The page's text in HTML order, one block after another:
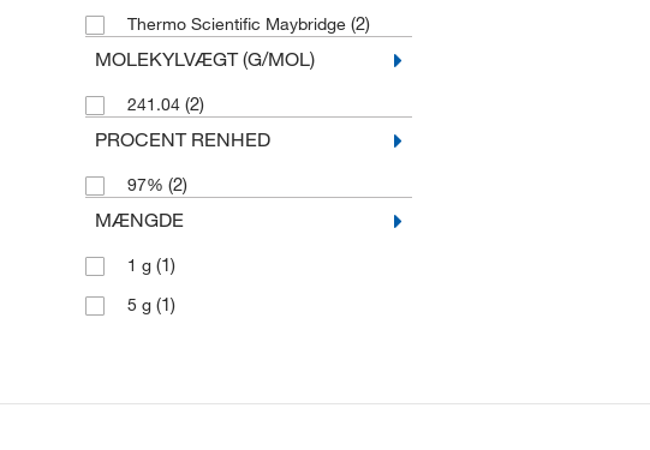
Thermo Scientific Maybridge (2)
MOLEKYLVÆGT (G/MOL)
241.04 (2)
PROCENT RENHED
97% (2)
MÆNGDE
1 g (1)
5 g (1)